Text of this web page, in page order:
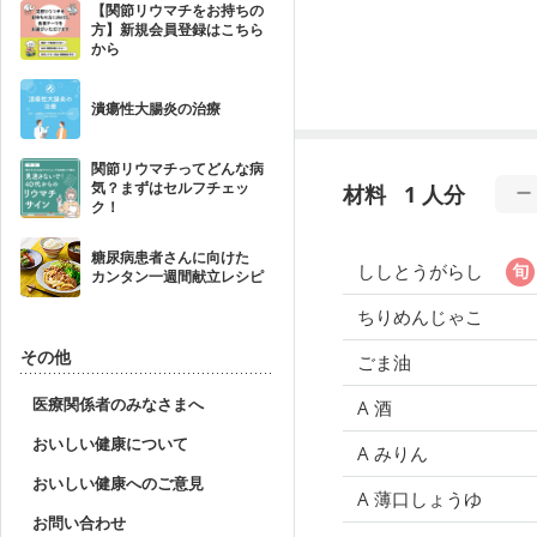
【関節リウマチをお持ちの
方】新規会員登録はこちら
から
潰瘍性大腸炎の治療
関節リウマチってどんな病
気？まずはセルフチェッ
ク！
糖尿病患者さんに向けた
カンタン一週間献立レシピ
その他
医療関係者のみなさまへ
おいしい健康について
おいしい健康へのご意見
お問い合わせ
材料 1 人分
ししとうがらし
ちりめんじゃこ
ごま油
A 酒
A みりん
A 薄口しょうゆ